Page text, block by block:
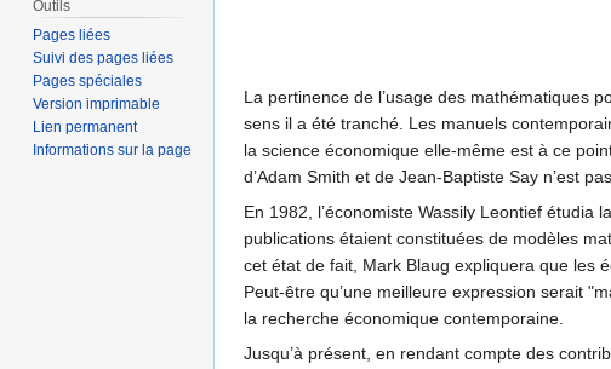
La pertinence de l’usage des mathématiques
sens il a été tranché. Les manuels
la science économique elle-même est à ce
d’Adam Smith et de Jean-Baptiste Say n’est
En 1982, l’économiste Wassily Leontief
publications étaient constituées de modèles
cet état de fait, Mark Blaug expliquera que les
Peut-être qu’une meilleure expression serait
la recherche économique contemporaine.
Jusqu’à présent, en rendant compte des
Outils
Pages liées
Suivi des pages liées
Pages spéciales
Version imprimable
Lien permanent
Informations sur la page